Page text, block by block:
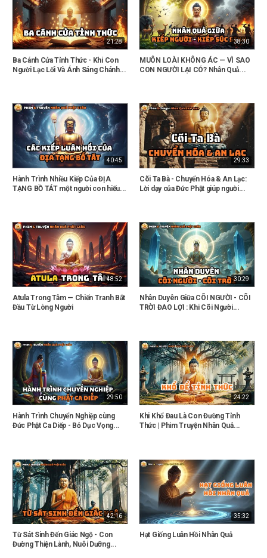
21:28
Ba Cánh Cửa Tỉnh Thức - Khi Con
Người Lạc Lối Và Ánh Sáng Chánh...
38:30
MUÔN LOÀI KHÔNG ÁC — VÌ SAO
CON NGƯỜI LẠI CÓ? Nhân Quả...
40:45
Hành Trình Nhiều Kiếp Của ĐỊA
TẠNG BỒ TÁT một người con hiếu...
29:33
Cõi Ta Bà - Chuyển Hóa & An Lạc:
Lời dạy của Đức Phật giúp người...
48:52
Atula Trong Tâm — Chiến Tranh Bắt
Đầu Từ Lòng Người
30:29
Nhân Duyên Giữa CÕI NGƯỜI - CÕI
TRỜI ĐAO LỢI : Khi Cõi Người...
29:50
Hành Trình Chuyển Nghiệp cùng
Đức Phật Ca Diếp - Bỏ Dục Vọng...
24:22
Khi Khổ Đau Là Con Đường Tỉnh
Thức | Phim Truyện Nhân Quả...
42:16
Từ Sát Sinh Đến Giác Ngộ - Con
Đường Thiện Lành, Nuôi Dưỡng...
35:32
Hạt Giống Luân Hồi Nhân Quả